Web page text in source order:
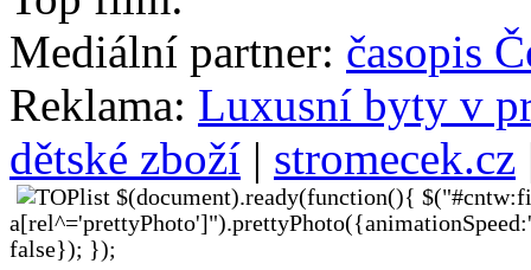
Mediální partner: časopis
Reklama: Luxusní byty v
dětské zboží | stromecek.cz
$(document).ready(function(){
false}); });